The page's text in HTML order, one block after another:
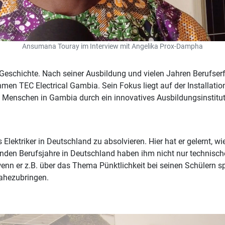
Ansumana Touray im Interview mit Angelika Prox-Dampha
Nach seiner Ausbildung und vielen Jahren
TEC Electrical Gambia. Sein Fokus liegt auf der
in Gambia durch ein innovatives
in Deutschland zu absolvieren. Hier hat er gelernt,
Berufsjahre in Deutschland haben ihm nicht nur
er z.B. über das Thema Pünktlichkeit bei seinen Schülern